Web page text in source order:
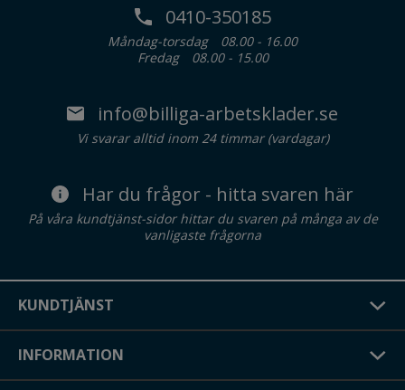
0410-350185
Måndag-torsdag
08.00 - 16.00
Fredag
08.00 - 15.00
info@billiga-arbetsklader.se
Vi svarar alltid inom 24 timmar (vardagar)
Har du frågor - hitta svaren här
På våra kundtjänst-sidor hittar du svaren på många av de
vanligaste frågorna
KUNDTJÄNST
INFORMATION